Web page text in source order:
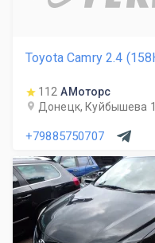
Toyota Camry 2.4
112 АМоторс
Донецк, Куйбышева
+79885750707